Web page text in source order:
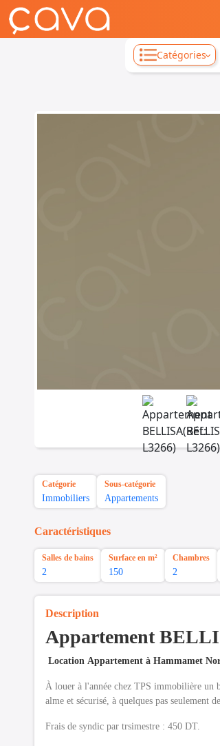
Catégories
Catégorie
Immobiliers
Sous-catégorie
Appartements
Caractéristiques
Salles de bains
2
Surface en m²
150
Chambres
2
Description
Appartement
Location Appartement à Hammamet
À louer à l'année chez TPS immobilière un
alme et sécurisé, à quelques pas seulement
Frais de syndic par trsimestre : 450 DT.